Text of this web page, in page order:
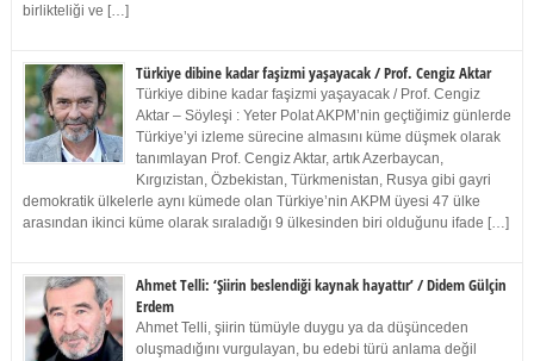
birlikteliği ve […]
Türkiye dibine kadar faşizmi yaşayacak / Prof. Cengiz Aktar
Türkiye dibine kadar faşizmi yaşayacak / Prof. Cengiz
Aktar – Söyleşi : Yeter Polat AKPM’nin geçtiğimiz günlerde
Türkiye’yi izleme sürecine almasını küme düşmek olarak
tanımlayan Prof. Cengiz Aktar, artık Azerbaycan,
Kırgızistan, Özbekistan, Türkmenistan, Rusya gibi gayri
demokratik ülkelerle aynı kümede olan Türkiye’nin AKPM üyesi 47 ülke
arasından ikinci küme olarak sıraladığı 9 ülkesinden biri olduğunu ifade […]
Ahmet Telli: ‘Şiirin beslendiği kaynak hayattır’ / Didem Gülçin
Erdem
Ahmet Telli, şiirin tümüyle duygu ya da düşünceden
oluşmadığını vurgulayan, bu edebi türü anlama değil